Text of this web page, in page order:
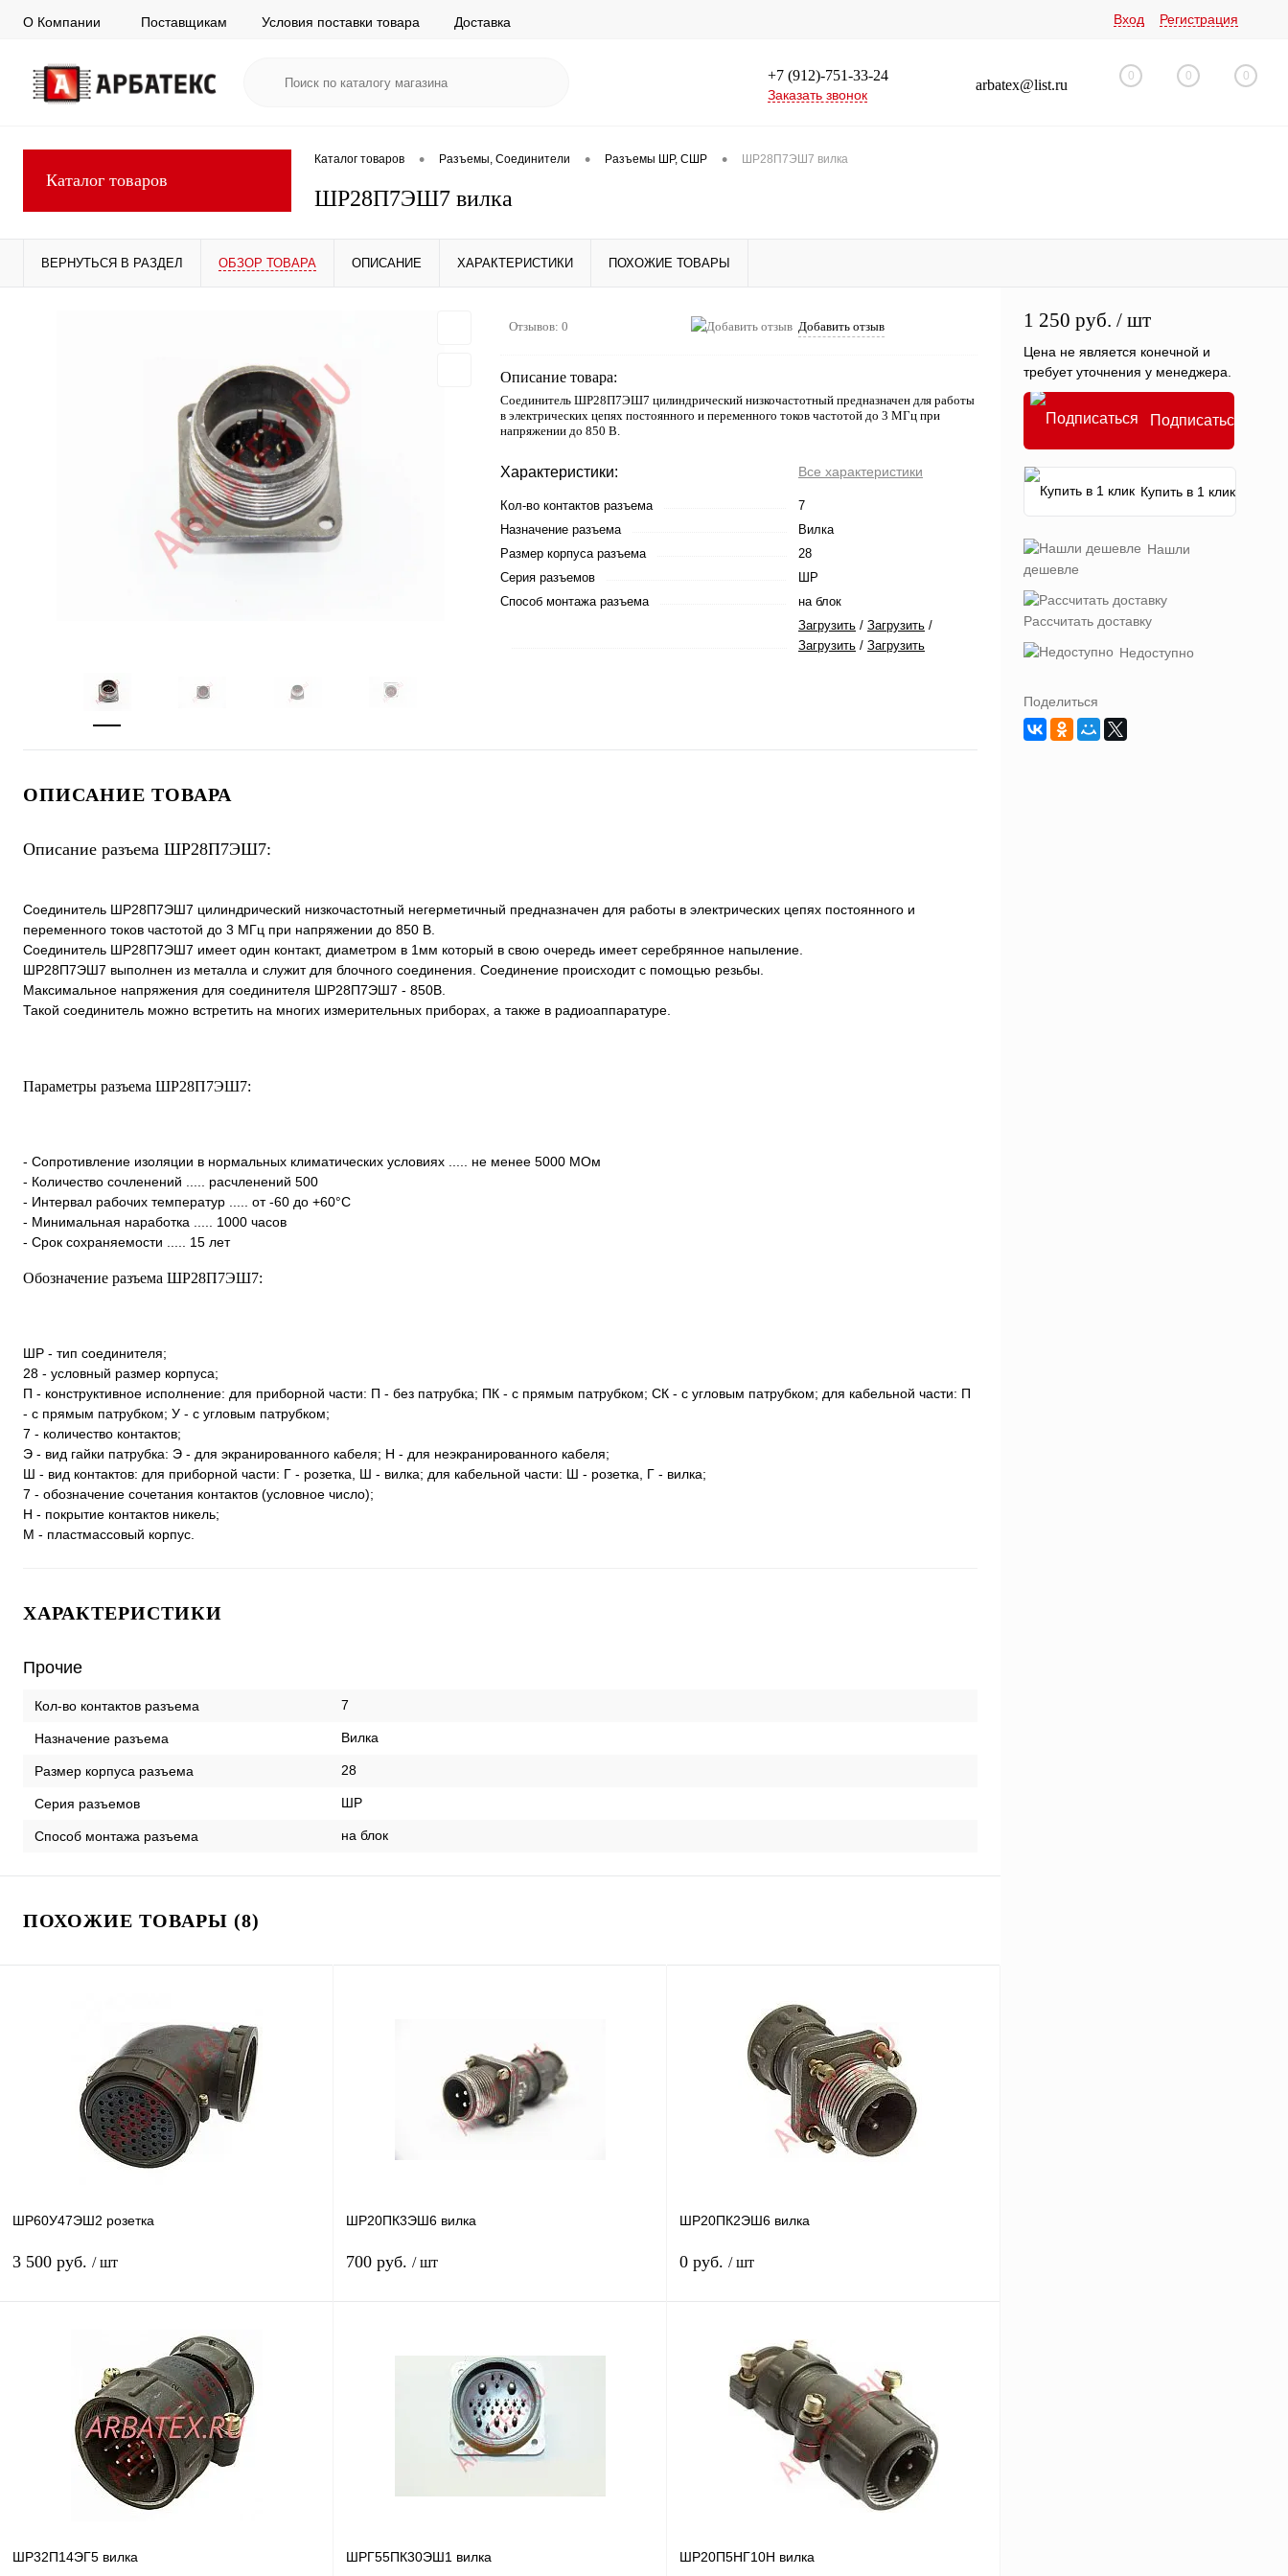
О Компании Поставщикам Условия поставки товара Доставка Вход Регистрация
+7 (912)-751-33-24
Заказать звонок
arbatex@list.ru
0 0 0
Каталог товаров
Каталог товаров • Разъемы, Соединители • Разъемы ШР, СШР • ШР28П7ЭШ7 вилка
ШР28П7ЭШ7 вилка
ВЕРНУТЬСЯ В РАЗДЕЛ ОБЗОР ТОВАРА ОПИСАНИЕ ХАРАКТЕРИСТИКИ ПОХОЖИЕ ТОВАРЫ
Отзывов: 0 Добавить отзыв
Описание товара:
Соединитель ШР28П7ЭШ7 цилиндрический низкочастотный предназначен для работы
в электрических цепях постоянного и переменного токов частотой до 3 МГц при
напряжении до 850 В.
Характеристики: Все характеристики
Кол-во контактов разъема
7
Назначение разъема
Вилка
Размер корпуса разъема
28
Серия разъемов
ШР
Способ монтажа разъема
на блок
Загрузить / Загрузить /
Загрузить / Загрузить
ОПИСАНИЕ ТОВАРА
Описание разъема ШР28П7ЭШ7:
Соединитель ШР28П7ЭШ7 цилиндрический низкочастотный негерметичный предназначен для работы в электрических цепях постоянного и
переменного токов частотой до 3 МГц при напряжении до 850 В.
Соединитель ШР28П7ЭШ7 имеет один контакт, диаметром в 1мм который в свою очередь имеет серебрянное напыление.
ШР28П7ЭШ7 выполнен из металла и служит для блочного соединения. Соединение происходит с помощью резьбы.
Максимальное напряжения для соединителя ШР28П7ЭШ7 - 850В.
Такой соединитель можно встретить на многих измерительных приборах, а также в радиоаппаратуре.
Параметры разъема ШР28П7ЭШ7:
- Сопротивление изоляции в нормальных климатических условиях ..... не менее 5000 МОм
- Количество сочленений ..... расчленений 500
- Интервал рабочих температур ..... от -60 до +60°С
- Минимальная наработка ..... 1000 часов
- Срок сохраняемости ..... 15 лет
Обозначение разъема ШР28П7ЭШ7:
ШР - тип соединителя;
28 - условный размер корпуса;
П - конструктивное исполнение: для приборной части: П - без патрубка; ПК - с прямым патрубком; СК - с угловым патрубком; для кабельной части: П
- с прямым патрубком; У - с угловым патрубком;
7 - количество контактов;
Э - вид гайки патрубка: Э - для экранированного кабеля; Н - для неэкранированного кабеля;
Ш - вид контактов: для приборной части: Г - розетка, Ш - вилка; для кабельной части: Ш - розетка, Г - вилка;
7 - обозначение сочетания контактов (условное число);
Н - покрытие контактов никель;
М - пластмассовый корпус.
ХАРАКТЕРИСТИКИ
Прочие
Кол-во контактов разъема 7
Назначение разъема Вилка
Размер корпуса разъема 28
Серия разъемов ШР
Способ монтажа разъема на блок
ПОХОЖИЕ ТОВАРЫ (8)
ШР60У47ЭШ2 розетка
3 500 руб. / шт
В корзину
Купить в 1 клик Сравнение
В избранное
наличии
ШР20ПК3ЭШ6 вилка
700 руб. / шт
Сравнение
Недоступно
ШР20ПК2ЭШ6 вилка
0 руб. / шт
Купить в 1 клик Сравнение
Под заказ
ШР32П14ЭГ5 вилка ШРГ55ПК30ЭШ1 вилка ШР20П5НГ10Н вилка
1 250 руб. / шт
Цена не является конечной и
требует уточнения у менеджера.
Подписаться
Купить в 1 клик
Нашли
дешевле
Рассчитать доставку
Недоступно
Поделиться